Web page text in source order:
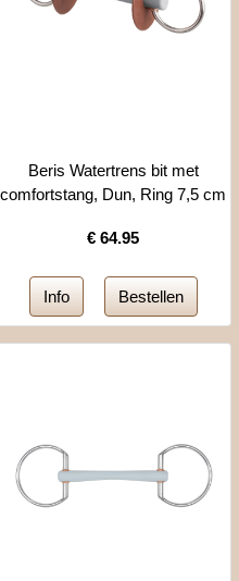
Beris Watertrens bit met
comfortstang, Dun, Ring 7,5 cm
€64.95